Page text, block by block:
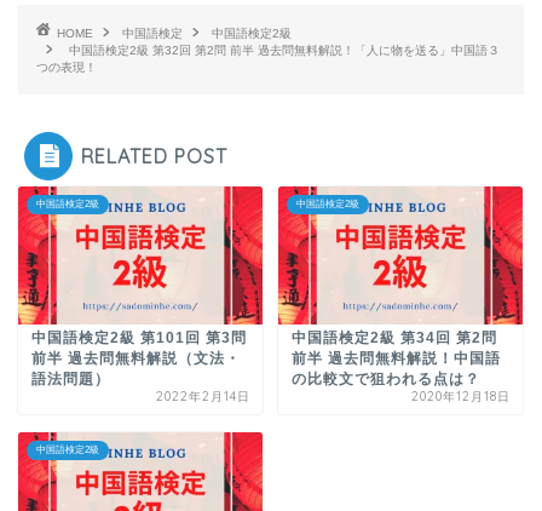
HOME 中国語検定
中国語検定2級
中国語検定2級 第32回 第2問 前半 過去問無料解説！「人に物を送る」中国語３
つの表現！
RELATED POST
中国語検定2級
中国語検定2級 第101回 第3問
前半 過去問無料解説（文法・
語法問題）
2022年2月14日
中国語検定2級
中国語検定2級 第34回 第2問
前半 過去問無料解説！中国語
の比較文で狙われる点は？
2020年12月18日
中国語検定2級